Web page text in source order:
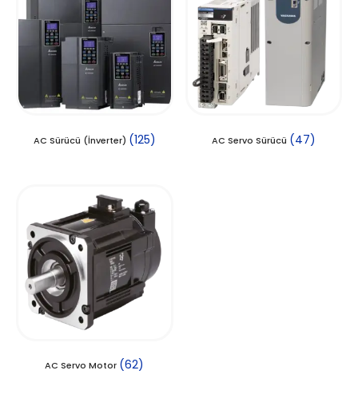
AC Sürücü (İnverter) (125) AC Servo Sürücü (47)
AC Servo Motor (62)